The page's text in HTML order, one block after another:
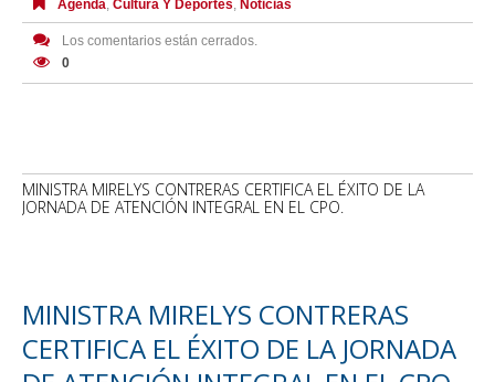
Agenda, Cultura Y Deportes, Noticias
Los comentarios están cerrados.
0
MINISTRA MIRELYS CONTRERAS CERTIFICA EL ÉXITO DE LA
JORNADA DE ATENCIÓN INTEGRAL EN EL CPO.
MINISTRA MIRELYS CONTRERAS
CERTIFICA EL ÉXITO DE LA JORNADA